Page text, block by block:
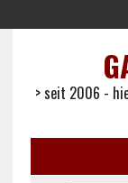
> seit 2006 -